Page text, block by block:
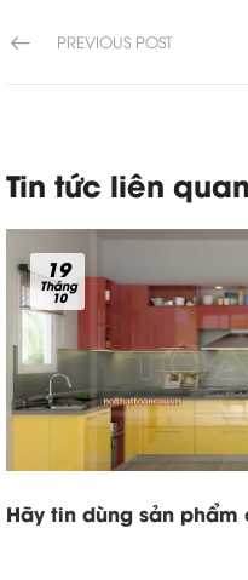
PREVIOUS POST
Tin tức liên quan
19
Tháng
10
Hãy tin dùng sản